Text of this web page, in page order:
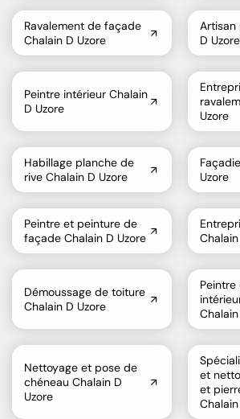
Ravalement de façade
Chalain D Uzore
Artisan
D Uzore
Peintre intérieur Chalain
D Uzore
Uzore
Habillage planche de
rive Chalain D Uzore
Uzore
Peintre et peinture de
façade Chalain D Uzore
Démoussage de toiture
Chalain D Uzore
Nettoyage et pose de
chéneau Chalain D
Uzore
et
et